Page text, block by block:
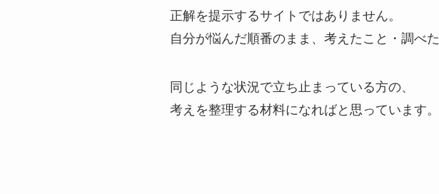
正解を提示するサイトではありません。
自分が悩んだ順番のまま、考えたこと・調べ
同じような状況で立ち止まっている方の、
考えを整理する材料になればと思っています。